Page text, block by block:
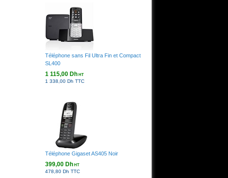
Téléphone sans Fil Ultra Fin et Compact
SL400
1 115,00 DhHT
1 338,00 Dh TTC
Téléphone Gigaset AS405 Noir
399,00 DhHT
478,80 Dh TTC